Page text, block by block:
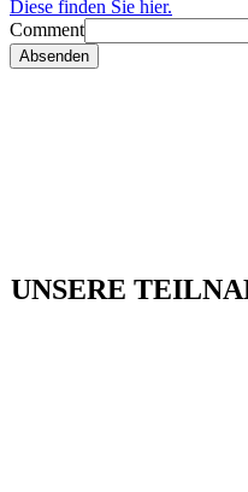
Diese finden Sie hier.
Comment
Absenden
UNSERE